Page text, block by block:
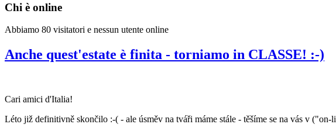
Chi è online
Abbiamo 80 visitatori e nessun utente online
Anche quest'estate è finita - torniamo in CLASSE! :-)
Cari amici d'Italia!
Léto již definitivně skončilo :-( - ale úsměv na tváři máme stále - těšíme se na vás v